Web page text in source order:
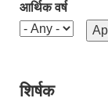
आर्थिक वर्ष
शिर्षक